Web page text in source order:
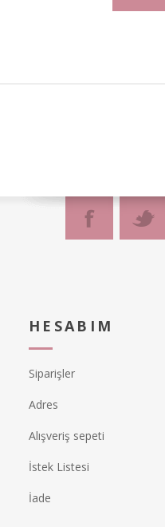
HESABIM
Siparişler
Adres
Alışveriş sepeti
İstek Listesi
İade